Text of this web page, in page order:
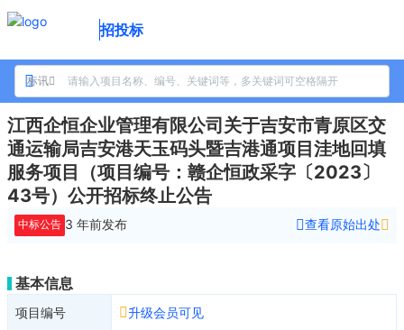
招投标
标讯
江西企恒企业管理有限公司关于吉安市青原区交
通运输局吉安港天玉码头暨吉港通项目洼地回填
服务项目（项目编号：赣企恒政采字〔2023〕
43号）公开招标终止公告
中标公告 3 年前发布 查看原始出处
基本信息
项目编号 升级会员可见